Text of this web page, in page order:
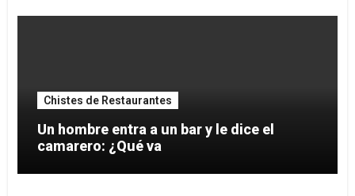
Chistes de Restaurantes
Un hombre entra a un bar y le dice el
camarero: ¿Qué va